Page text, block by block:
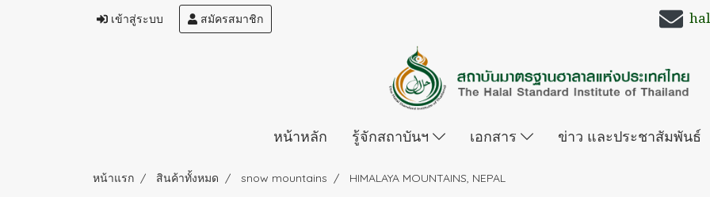
เข้าสู่ระบบ สมัครสมาชิก
หน้าหลัก รู้จักสถาบันฯ เอกสาร ข่าว และประชาสัมพันธ์
หน้าแรก สินค้าทั้งหมด snow mountains HIMALAYA MOUNTAINS, NEPAL